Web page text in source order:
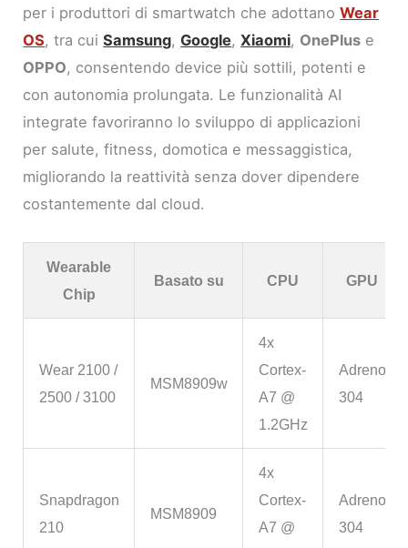
per i produttori di smartwatch che adottanoWear
OS, tra cuiSamsung,Google,Xiaomi, OnePlus e
OPPO, consentendo device più sottili, potenti e
con autonomia prolungata. Le funzionalità AI
integrate favoriranno lo sviluppo di applicazioni
per salute, fitness, domotica e messaggistica,
migliorando la reattività senza dover dipendere
costantemente dal cloud.
Wearable
Chip
Basato su CPU GPU
Wear 2100 /
2500 / 3100
MSM8909w
4x
Cortex-
A7 @
1.2GHz
Adreno
304
Snapdragon
210
MSM8909
4x
Cortex-
A7 @
Adreno
304